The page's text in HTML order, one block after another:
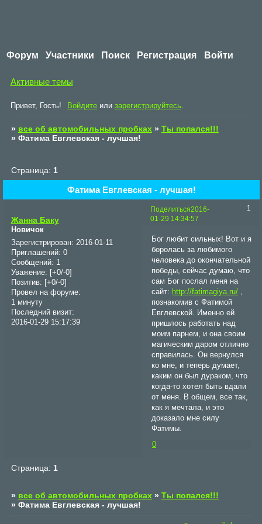
Форум Участники Поиск Регистрация Войти
Активные темы
Привет, Гость! Войдитеили зарегистрируйтесь
» все об автомобильных пробках » Ты попался!!!
» Фатима Евглевская - лучшая!
Фатима Евглевская - лучшая!
Страница: 1
Поделиться 1
2016-
01-29 14:34:57
Жанна Баку
Новичок
Зарегистрирован: 2016-01-11
Приглашений: 0
Сообщений: 1
Уважение:
[+0/-0]
Позитив:
[+0/-0]
Провел на форуме:
1 минуту
Последний визит:
2016-01-29 15:17:39
Бог любит сильных! Вот и я
боролась за любимого
человека до окончательной
победы, сейчас думаю, что
сам Бог послал меня на
сайт: http://fatimagiya.ru/
познакомив с Фатимой
Евглевской. Именно ей
пришлось работать над
моим парнем, и она своим
магическим даром отлично
справилась. Он вернулся
ко мне, и теперь думает,
каким он был дураком, что
когда-то хотел быть вдали
от меня. В общем, все так,
как я мечтала, и это
доказало мне силу
Фатимы.
0
Страница: 1
» все об автомобильных пробках » Ты попался!!!
» Фатима Евглевская - лучшая!